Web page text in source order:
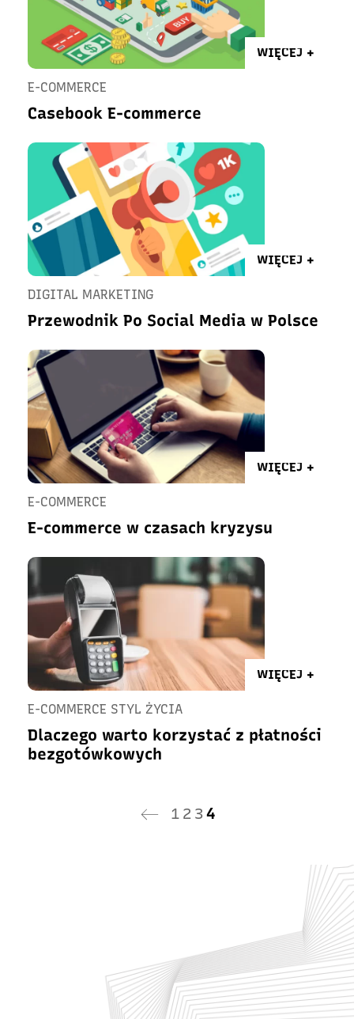
WIĘCEJ +
E-COMMERCE
Casebook E-commerce
WIĘCEJ +
DIGITAL MARKETING
Przewodnik Po Social Media w Polsce
WIĘCEJ +
E-COMMERCE
E-commerce w czasach kryzysu
WIĘCEJ +
E-COMMERCE STYL ŻYCIA
Dlaczego warto korzystać z płatności
bezgotówkowych
1 2 34